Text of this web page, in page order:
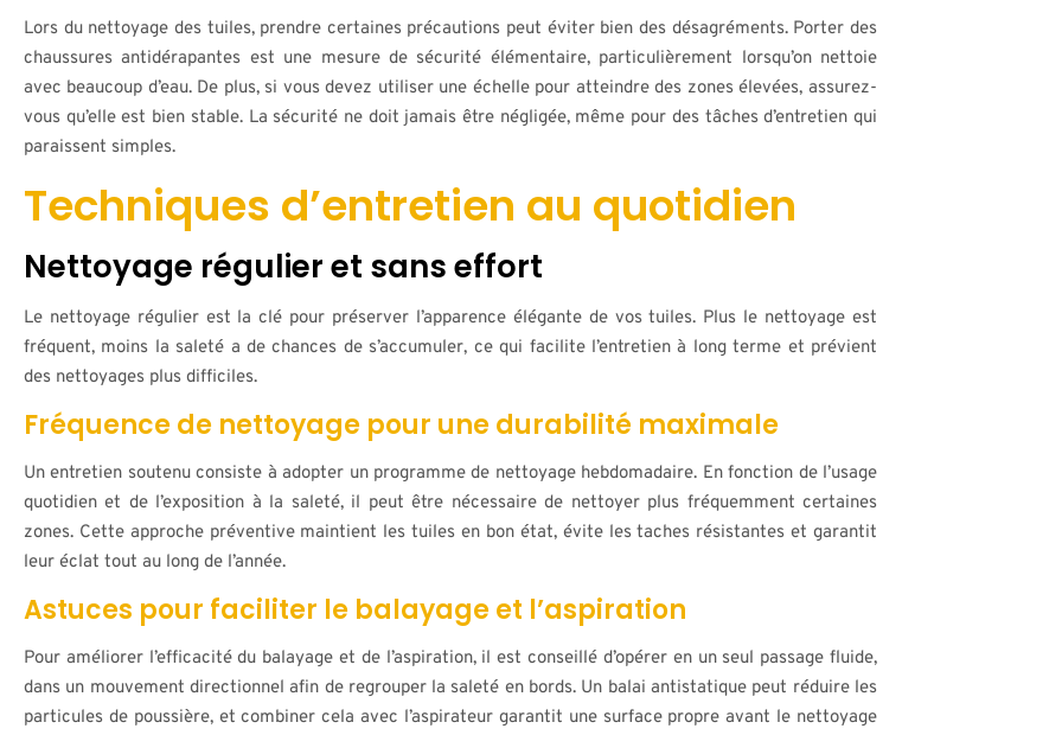
Lors du nettoyage des tuiles, prendre certaines précautions peut éviter bien des désagréments. Porter des
chaussures antidérapantes est une mesure de sécurité élémentaire, particulièrement lorsqu’on nettoie
avec beaucoup d’eau. De plus, si vous devez utiliser une échelle pour atteindre des zones élevées, assurez-
vous qu’elle est bien stable. La sécurité ne doit jamais être négligée, même pour des tâches d’entretien qui
paraissent simples.
Techniques d’entretien au quotidien
Nettoyage régulier et sans effort
Le nettoyage régulier est la clé pour préserver l’apparence élégante de vos tuiles. Plus le nettoyage est
fréquent, moins la saleté a de chances de s’accumuler, ce qui facilite l’entretien à long terme et prévient
des nettoyages plus difficiles.
Fréquence de nettoyage pour une durabilité maximale
Un entretien soutenu consiste à adopter un programme de nettoyage hebdomadaire. En fonction de l’usage
quotidien et de l’exposition à la saleté, il peut être nécessaire de nettoyer plus fréquemment certaines
zones. Cette approche préventive maintient les tuiles en bon état, évite les taches résistantes et garantit
leur éclat tout au long de l’année.
Astuces pour faciliter le balayage et l’aspiration
Pour améliorer l’efficacité du balayage et de l’aspiration, il est conseillé d’opérer en un seul passage fluide,
dans un mouvement directionnel afin de regrouper la saleté en bords. Un balai antistatique peut réduire les
particules de poussière, et combiner cela avec l’aspirateur garantit une surface propre avant le nettoyage